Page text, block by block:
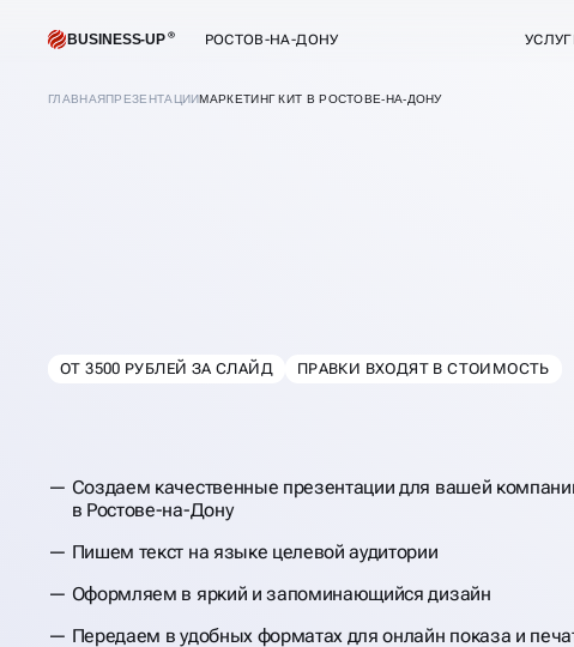
BUSINESS-UP РОСТОВ-НА-ДОНУ
ГЛАВНАЯПРЕЗЕНТАЦИИМАРКЕТИНГ КИТ В РОСТОВЕ-НА-ДОНУ
КИТА ПОД КЛЮЧ
ОТ 3500 РУБЛЕЙ ЗА СЛАЙД ПРАВКИ ВХОДЯТ В СТОИМОСТЬ
Создаем качественные презентации для вашей
в Ростове-на-Дону
Пишем текст на языке целевой аудитории
Оформляем в яркий и запоминающийся дизайн
Передаем в удобных форматах для онлайн показа и